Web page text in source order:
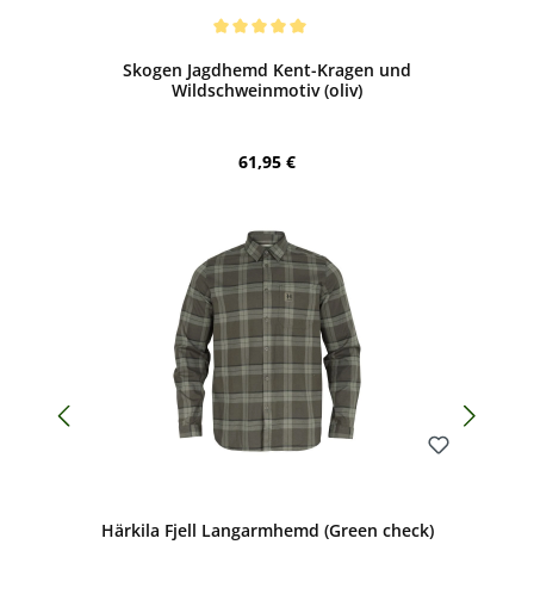
Skogen Jagdhemd Kent-Kragen und
Wildschweinmotiv (oliv)
Regulärer Preis:
61,95 €
Härkila Fjell Langarmhemd (Green check)